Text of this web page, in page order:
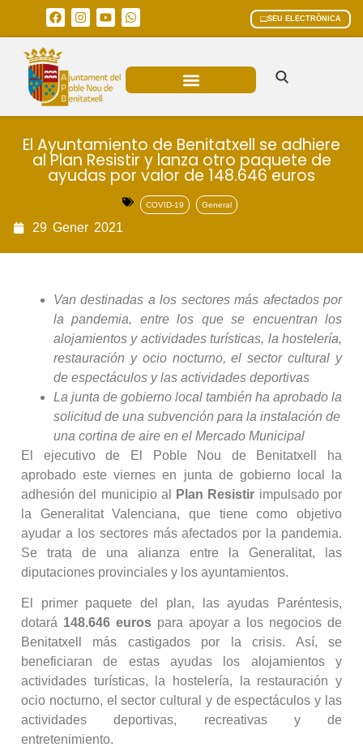
SEU ELECTRÒNICA
El Ayuntamiento de Benitatxell se adhiere
al Plan Resistir y lanza otro paquete de
ayudas por valor de 148.646 euros
COVID-19 General
29 Gener 2021
Van destinadas a los sectores más afectados por
la pandemia, entre los que se encuentran los
alojamientos y actividades turísticas, la hostelería,
restauración y ocio nocturno, el sector cultural y
de espectáculos y las actividades deportivas
La junta de gobierno local también ha aprobado la
solicitud de una subvención para la instalación de
una cortina de aire en el Mercado Municipal
El ejecutivo de El Poble Nou de Benitatxell ha
aprobado este viernes en junta de gobierno local la
adhesión del municipio al
Plan Resistir impulsado por
la Generalitat Valenciana, que tiene como objetivo
ayudar a los sectores más afectados por la pandemia.
Se trata de una alianza entre la Generalitat, las
diputaciones provinciales y los ayuntamientos.
El primer paquete del plan, las ayudas Paréntesis,
dotará 148.646 eurospara apoyar a los negocios de
Benitatxell más castigados por la crisis. Así, se
beneficiaran de estas ayudas los alojamientos y
actividades turísticas, la hostelería, la restauración y
ocio nocturno, el sector cultural y de espectáculos y las
actividades deportivas, recreativas y de
entretenimiento.